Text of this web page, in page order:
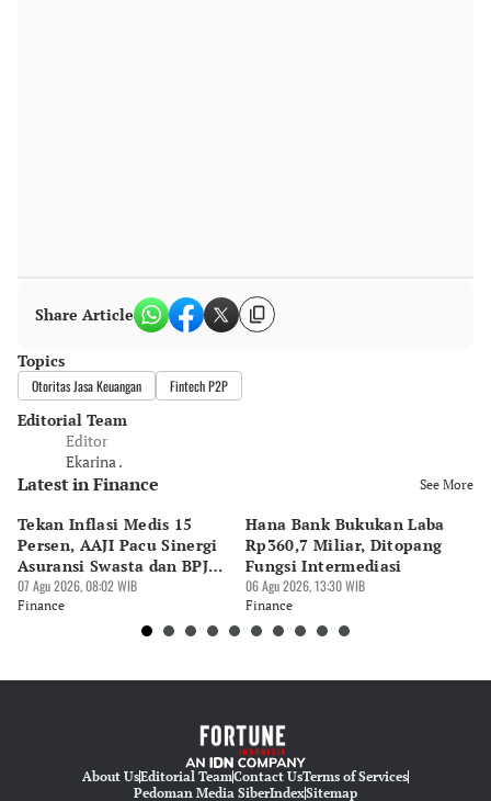
Share Article
Topics
Otoritas Jasa Keuangan Fintech P2P
Editorial Team
Editor
Ekarina .
Latest in Finance See More
Tekan Inflasi Medis 15
Persen, AAJI Pacu Sinergi
Asuransi Swasta dan BPJS
Kesehatan
07 Agu 2026, 08:02 WIB
Finance
Hana Bank Bukukan Laba
Rp360,7 Miliar, Ditopang
Fungsi Intermediasi
06 Agu 2026, 13:30 WIB
Finance
About UsEditorial TeamContact UsTerms of Services
Pedoman Media SiberIndexSitemap